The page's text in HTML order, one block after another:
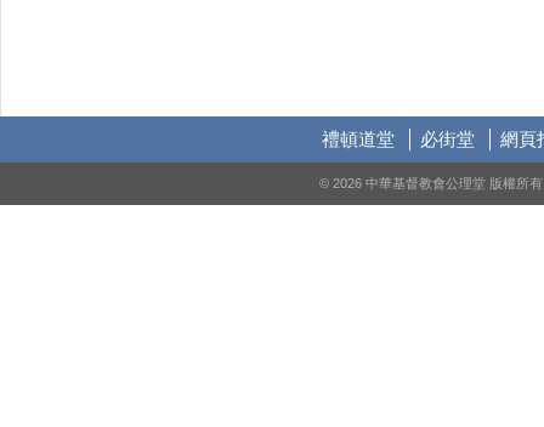
禮頓道堂 必街堂 網頁
© 2026 中華基督教會公理堂 版權所